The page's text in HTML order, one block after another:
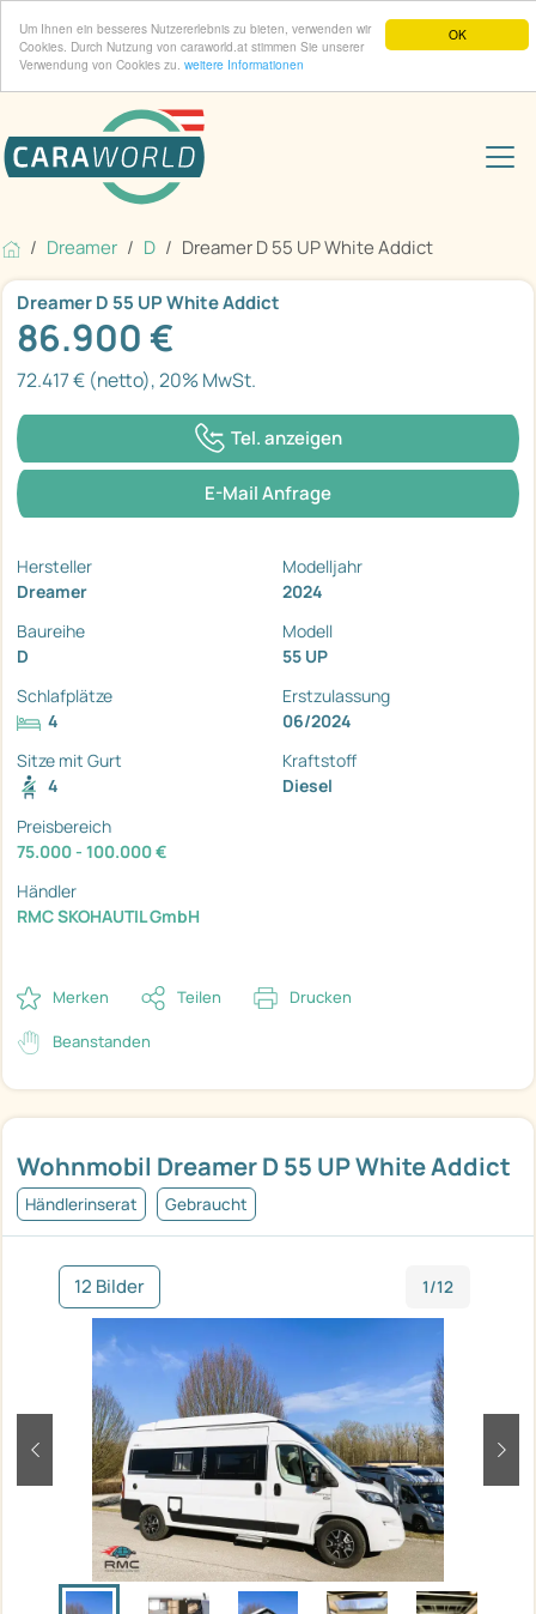
OK
Um Ihnen ein besseres Nutzererlebnis zu bieten, verwenden wir
Cookies. Durch Nutzung von caraworld.at stimmen Sie unserer
Verwendung von Cookies zu. weitere Informationen
Dreamer D Dreamer D 55 UP White Addict
Wohnmobil Dreamer D 55 UP White Addict
Händlerinserat Gebraucht
12 Bilder 1/12
zurück
Dreamer D 55 UP White Addict
86.900 €
72.417 € (netto), 20% MwSt.
Tel. anzeigen
E-Mail Anfrage
Hersteller
Dreamer
Modelljahr
2024
Baureihe
D
Modell
55 UP
Schlafplätze
4
Erstzulassung
06/2024
Sitze mit Gurt
4
Kraftstoff
Diesel
Preisbereich
75.000 - 100.000 €
Händler
RMC SKOHAUTIL GmbH
Merken Teilen Drucken
Beanstanden